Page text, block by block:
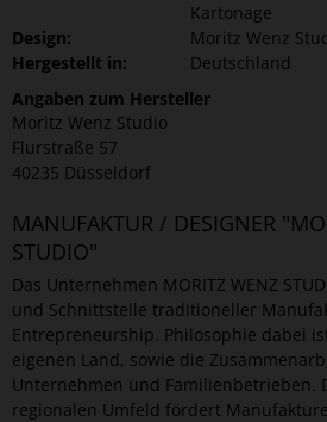
Kartonage
Design:
Moritz Wenz
Hergestellt in:
Deutschland
Angaben zum Hersteller
Moritz Wenz Studio
Flurstraße 57
40235 Düsseldorf
MANUFAKTUR / DESIGNER
STUDIO"
Das Unternehmen MORITZ WENZ
und Schnittstelle traditioneller
Entrepreneurship. Philosophie dabei
eigenen Land, sowie die
Unternehmen und Familienbetrieben.
regionalen Umfeld fördert